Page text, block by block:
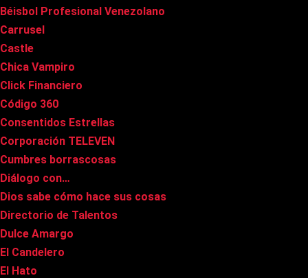
Béisbol Profesional Venezolano
Carrusel
Castle
Chica Vampiro
Click Financiero
Código 360
Consentidos Estrellas
Corporación TELEVEN
Cumbres borrascosas
Diálogo con…
Dios sabe cómo hace sus cosas
Directorio de Talentos
Dulce Amargo
El Candelero
El Hato